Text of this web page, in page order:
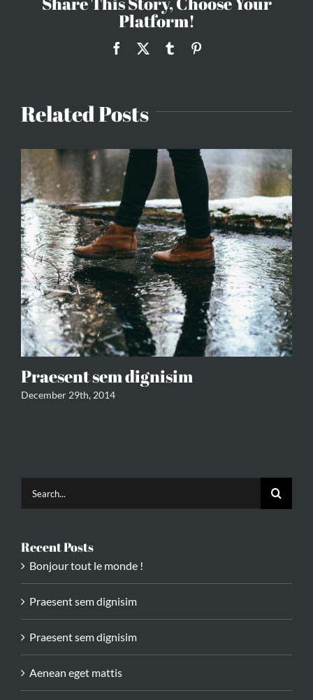
Platform!
Facebook Tumblr
Related Posts
Praesent sem dignisim
December 29th, 2014
Search
for:
Recent Posts
Bonjour tout le monde !
Praesent sem dignisim
Praesent sem dignisim
Aenean eget mattis